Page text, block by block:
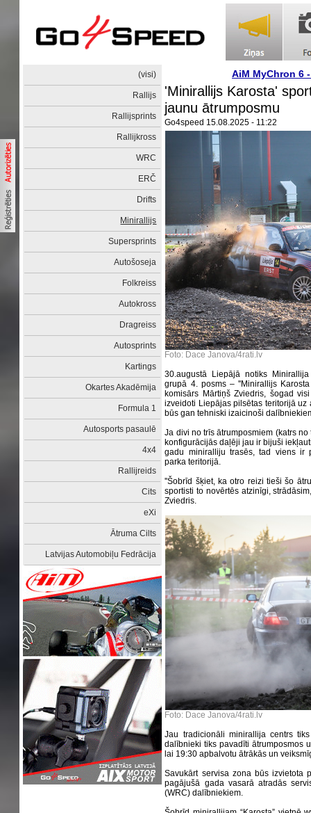
(visi)
Rallijs
Rallijsprints
Rallijkross
WRC
ERČ
Drifts
Minirallijs
Supersprints
Autošoseja
Folkreiss
Autokross
Dragreiss
Autosprints
Kartings
Okartes Akadēmija
Formula 1
Autosports pasaulē
4x4
Rallijreids
Cits
eXi
Ātruma Cilts
Latvijas Automobiļu Fedrācija
AiM MyChron 6
'Minirallijs Karosta'
jaunu ātrumposmu
Go4speed 15.08.2025 - 11:22
Foto: Dace Janova/4rati.lv
30.augustā Liepājā notiks
grupā 4. posms – ''Minirallijs
komisārs Mārtiņš Zviedris, šogad
izveidoti Liepājas pilsētas teritorijā
būs gan tehniski izaicinoši
Ja divi no trīs ātrumposmiem (katrs
konfigurācijās daļēji jau ir bijuši
gadu miniralliju trasēs, tad viens ir
parka teritorijā.
''Šobrīd šķiet, ka otro reizi tieši šo
sportisti to novērtēs atzinīgi,
Zviedris.
Foto: Dace Janova/4rati.lv
Jau tradicionāli minirallija centrs
dalībnieki tiks pavadīti ātrumposmos
lai 19:30 apbalvotu ātrākās un
Savukārt servisa zona būs izvietota
pagājušā gada vasarā atradās
(WRC) dalībniekiem.